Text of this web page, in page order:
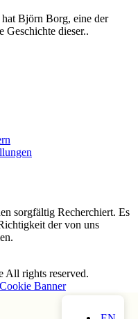
Björn Borg, eine der
Geschichte dieser..
sorgfältig Recherchiert. Es
der von uns
All rights reserved.
Banner